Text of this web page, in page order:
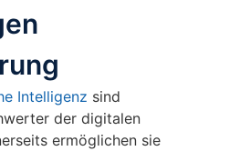
Intelligenz sind
der digitalen
ermöglichen sie